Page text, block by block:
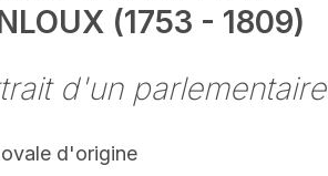
(1753 - 1809)
d'un parlementaire
d'origine